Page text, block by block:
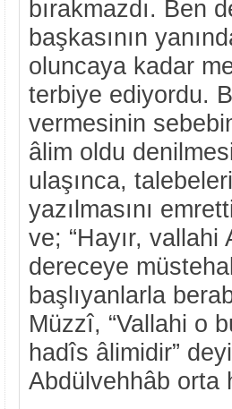
bırakmazdı. Ben
başkasının
oluncaya kadar
terbiye ediyordu.
vermesinin
âlim oldu
ulaşınca,
yazılmasını
ve; “Hayır,
dereceye
başlıyanlarla
Müzzî, “Vallahi o
hadîs âlimidir”
Abdülvehhâb orta